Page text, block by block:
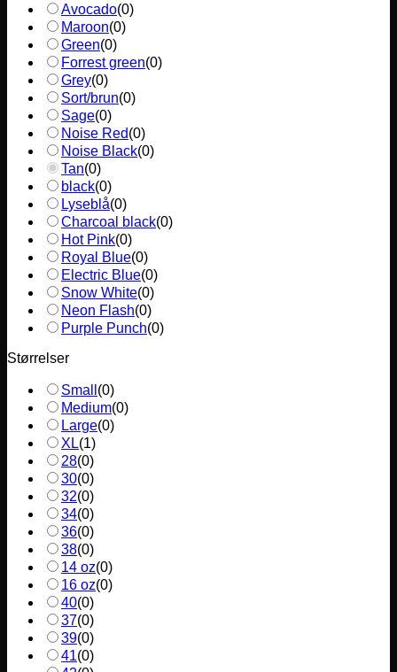
Avocado(0)
Maroon(0)
Green(0)
Forrest green(0)
Grey(0)
Sort/brun(0)
Sage(0)
Noise Red(0)
Noise Black(0)
Tan(0)
black(0)
Lyseblå(0)
Charcoal black(0)
Hot Pink(0)
Royal Blue(0)
Electric Blue(0)
Snow White(0)
Neon Flash(0)
Purple Punch(0)
Størrelser
Small (0)
Medium(0)
Large(0)
XL(1)
28(0)
30(0)
32(0)
34(0)
36(0)
38(0)
14 oz(0)
16 oz(0)
40(0)
37(0)
39(0)
41(0)